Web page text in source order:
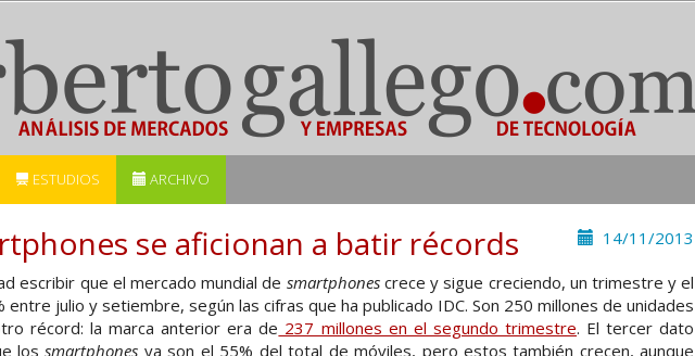
ESTUDIOS ARCHIVO
14/11/2013
se aficionan a batir récords
escribir que el mercado mundial de smartphonescrece y sigue creciendo, un trimestre y el
entre julio y setiembre, según las cifras que ha publicado IDC. Son 250 millones de unidades
récord: la marca anterior era de 237 millones en el segundo trimestre. El tercer dato
lossmartphones ya son el 55% del total de móviles, pero estos también crecen, aunque